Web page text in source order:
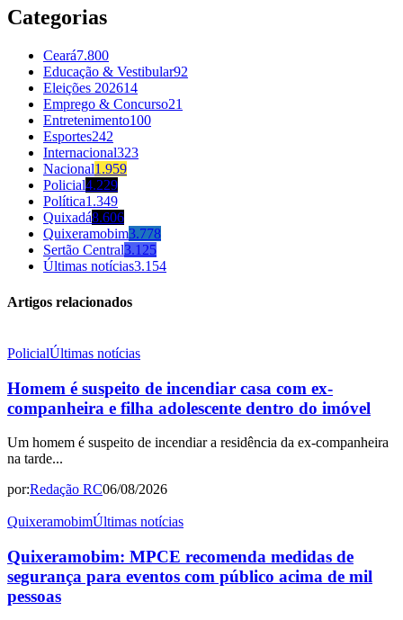
Categorias
Ceará7.800
Educação & Vestibular92
Eleições 202614
Emprego & Concurso21
Entretenimento100
Esportes242
Internacional323
Nacional1.959
Policial4.229
Política1.349
Quixadá8.606
Quixeramobim3.778
Sertão Central3.125
Últimas notícias3.154
Artigos relacionados
PolicialÚltimas notícias
Homem é suspeito de incendiar casa com ex-
companheira e filha adolescente dentro do imóvel
Um homem é suspeito de incendiar a residência da ex-companheira
na tarde...
por:Redação RC06/08/2026
QuixeramobimÚltimas notícias
Quixeramobim: MPCE recomenda medidas de
segurança para eventos com público acima de mil
pessoas